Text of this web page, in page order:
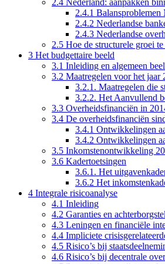
2.4.1 Balansproblemen
2.4.2 Nederlandse
2.4.3 Nederlandse
2.5 Hoe de structurele groei
3 Het budgettaire beeld
3.1 Inleiding en algemeen
3.2 Maatregelen voor het jaar
3.2.1. Maatregelen die
3.2.2. Het Aanvullend
3.3 Overheidsfinanciën in
3.4 De overheidsfinanciën
3.4.1 Ontwikkelingen
3.4.2 Ontwikkelingen
3.5 Inkomstenontwikkeling
3.6 Kadertoetsingen
3.6.1. Het
3.6.2 Het
4 Integrale risicoanalyse
4.1 Inleiding
4.2 Garanties en
4.3 Leningen en financiële
4.4 Impliciete
4.5 Risico’s bij
4.6 Risico’s bij decentrale